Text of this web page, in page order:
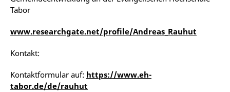
Tabor
www.researchgate.net/profile/Andreas_Rauhut
Kontakt:
Kontaktformular auf: https://www.eh-
tabor.de/de/rauhut